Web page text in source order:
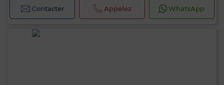
Contacter Appelez WhatsApp